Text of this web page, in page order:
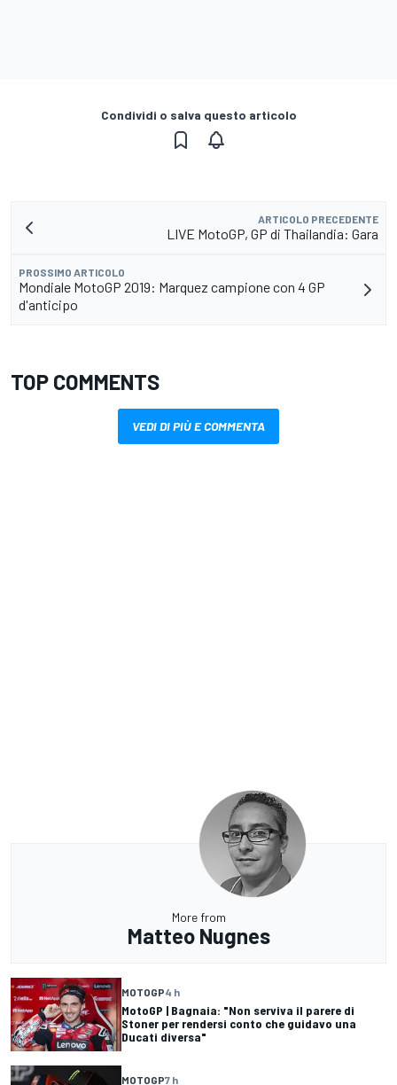
Condividi o salva questo articolo
ARTICOLO PRECEDENTE
LIVE MotoGP, GP di Thailandia: Gara
PROSSIMO ARTICOLO
Mondiale MotoGP 2019: Marquez campione con 4 GP
d'anticipo
TOP COMMENTS
VEDI DI PIÙ E COMMENTA
More from
Matteo Nugnes
MOTOGP4 h
MotoGP | Bagnaia: "Non serviva il parere di
Stoner per rendersi conto che guidavo una
Ducati diversa"
MOTOGP7 h